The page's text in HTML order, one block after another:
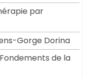
par
Gorge Dorina
de la